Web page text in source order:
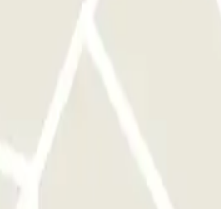
prenotazione Parclick.
il localizzatore della tua